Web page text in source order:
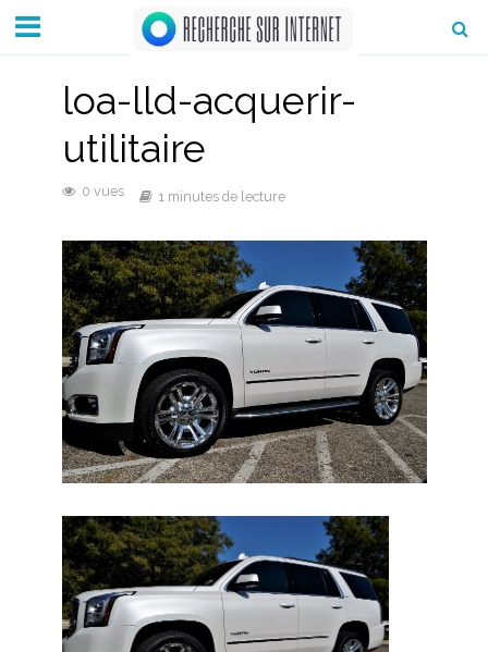
loa-lld-acquerir-
utilitaire
0 vues 1 minutes de lecture